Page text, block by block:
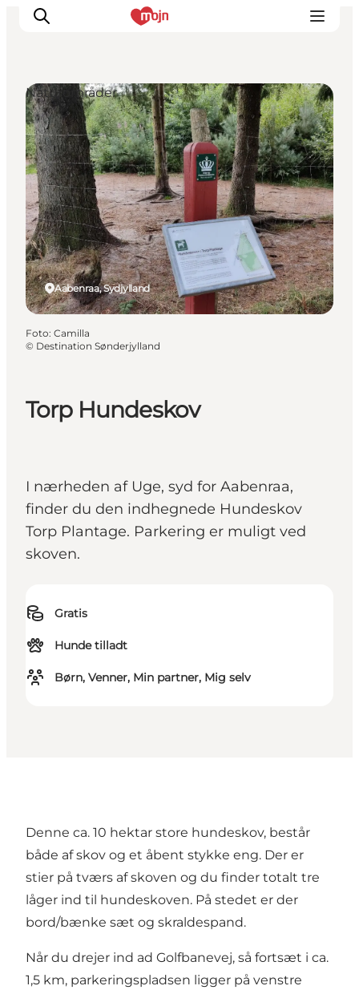
Oplevelser
Byer & Steder
Det sker
Overnatning
Planlæg din ferie
Booking
Torp Hundeskov
I nærheden af Uge, syd for Aabenraa,
finder du den indhegnede Hundeskov
Torp Plantage. Parkering er muligt ved
skoven.
Gratis
Hunde tilladt
Børn, Venner, Min partner, Mig selv
Aabenraa, Sydjylland
Naturområder
Foto: Camilla
© Destination Sønderjylland
Denne ca. 10 hektar store hundeskov, består
både af skov og et åbent stykke eng. Der er
stier på tværs af skoven og du finder totalt tre
låger ind til hundeskoven. På stedet er der
bord/bænke sæt og skraldespand.
Når du drejer ind ad Golfbanevej, så fortsæt i ca.
1,5 km, parkeringspladsen ligger på venstre